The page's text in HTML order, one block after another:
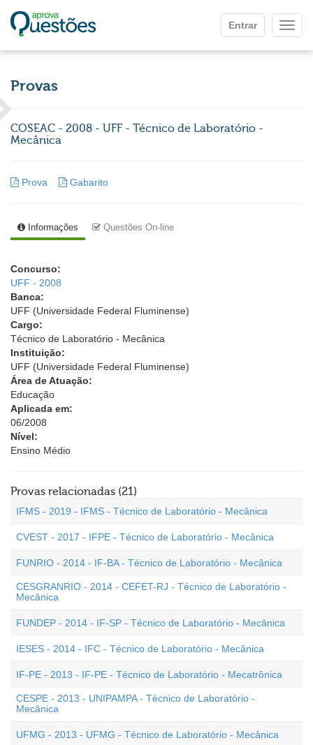
Entrar
Provas
COSEAC - 2008 - UFF - Técnico de Laboratório -
Mecânica
Prova Gabarito
Informações Questões On-line
Concurso:
UFF - 2008
Banca:
UFF (Universidade Federal Fluminense)
Cargo:
Técnico de Laboratório - Mecânica
Instituição:
UFF (Universidade Federal Fluminense)
Área de Atuação:
Educação
Aplicada em:
06/2008
Nível:
Ensino Médio
Provas relacionadas (21)
IFMS - 2019 - IFMS - Técnico de Laboratório - Mecânica
CVEST - 2017 - IFPE - Técnico de Laboratório - Mecânica
FUNRIO - 2014 - IF-BA - Técnico de Laboratório - Mecânica
CESGRANRIO - 2014 - CEFET-RJ - Técnico de Laboratório -
Mecânica
FUNDEP - 2014 - IF-SP - Técnico de Laboratório - Mecânica
IESES - 2014 - IFC - Técnico de Laboratório - Mecânica
IF-PE - 2013 - IF-PE - Técnico de Laboratório - Mecatrônica
CESPE - 2013 - UNIPAMPA - Técnico de Laboratório -
Mecânica
UFMG - 2013 - UFMG - Técnico de Laboratório - Mecânica